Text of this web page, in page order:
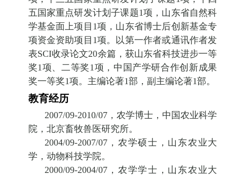
五国家重点研发计划子课题1项，山东省自然科
学基金面上项目 1项，山东省博士后创新基金专
项资金资助项目 1项。以第一作者或通讯作者发
表SCI收录论文20余篇， 获山东省科技进步一等
奖1项、二等奖1项，中国产学研合作创新成果
奖一等奖1项。主编论著1部，副主编论著1部。
教育经历
2007/09-2010/07，农学博士，中国农业科学
院，北京畜牧兽医研究所。
2004/09-2007/07，农学硕士，山东农业大
学，动物科技学院。
2000/09-2004/07，农学学士，山东农业大